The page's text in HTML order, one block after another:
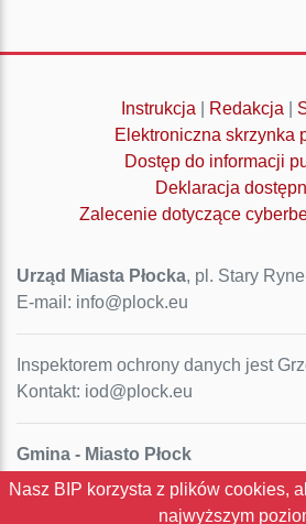
Instrukcja Redakcja
Elektroniczna skrzynka
Dostęp do informacji
Deklaracja
Zalecenie dotyczące
Urząd Miasta Płocka, pl. Stary
E-mail: info@plock.eu
Inspektorem ochrony danych jest
Kontakt: iod@plock.eu
Gmina - Miasto Płock
Pl. Stary Rynek 1
Nasz BIP korzysta z plików cookies,
najwyższym